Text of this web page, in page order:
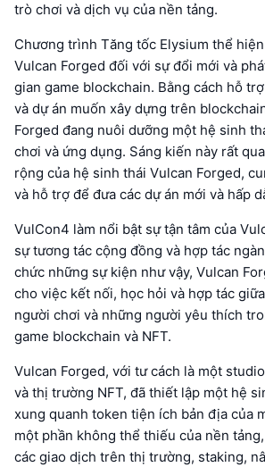
trò chơi và dịch vụ của nền tảng.
Chương trình Tăng tốc Elysium thể
Vulcan Forged đối với sự đổi mới và
gian game blockchain. Bằng cách hỗ
và dự án muốn xây dựng trên
Forged đang nuôi dưỡng một hệ sinh
chơi và ứng dụng. Sáng kiến này rất
rộng của hệ sinh thái Vulcan Forged,
và hỗ trợ để đưa các dự án mới và hấp
VulCon4 làm nổi bật sự tận tâm của
sự tương tác cộng đồng và hợp tác
chức những sự kiện như vậy, Vulcan
cho việc kết nối, học hỏi và hợp tác
người chơi và những người yêu thích
game blockchain và NFT.
Vulcan Forged, với tư cách là một
và thị trường NFT, đã thiết lập một hệ
xung quanh token tiện ích bản địa của
một phần không thể thiếu của nền
các giao dịch trên thị trường, staking,